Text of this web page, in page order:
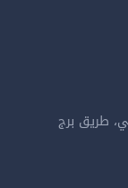
طريق برج